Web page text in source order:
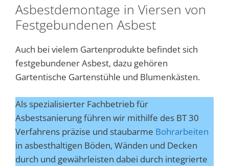
Asbestdemontage in Viersen von
Festgebundenen Asbest
Auch bei vielem Gartenprodukte befindet sich
festgebundener Asbest, dazu gehören
Gartentische Gartenstühle und Blumenkästen.
Als spezialisierter Fachbetrieb für
Asbestsanierung führen wir mithilfe des BT 30
Verfahrens präzise und staubarme Bohrarbeiten
in asbesthaltigen Böden, Wänden und Decken
durch und gewährleisten dabei durch integrierte